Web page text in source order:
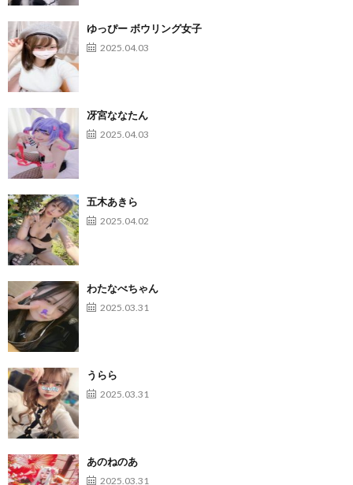
ゆっぴー ボウリング女子
2025.04.03
冴宮ななたん
2025.04.03
五木あきら
2025.04.02
わたなべちゃん
2025.03.31
うらら
2025.03.31
あのねのあ
2025.03.31